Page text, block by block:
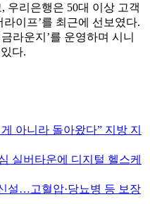
우리은행은 50대 이상 고객
이프’를 최근에 선보였다.
라운지’를 운영하며 시니
다.
아니라 돌아왔다” 지방 지
실버타운에 디지털 헬스케
설…고혈압·당뇨병 등 보장